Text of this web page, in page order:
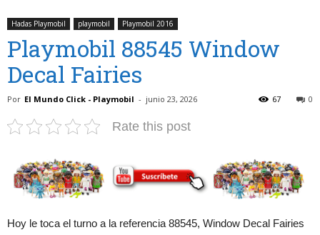
Hadas Playmobil playmobil Playmobil 2016
Playmobil 88545 Window
Decal Fairies
Por El Mundo Click - Playmobil - junio 23, 2026 0
67
Rate this post
Hoy le toca el turno a la referencia 88545, Window Decal Fairies